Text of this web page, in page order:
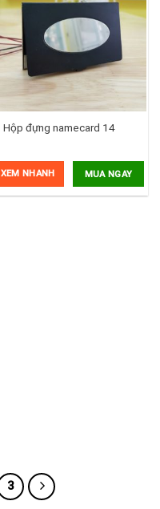
Hộp đựng namecard 14
MUA NGAY
XEM NHANH
3